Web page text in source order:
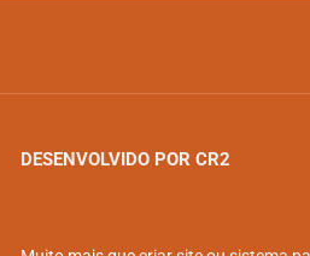
DESENVOLVIDO POR CR2